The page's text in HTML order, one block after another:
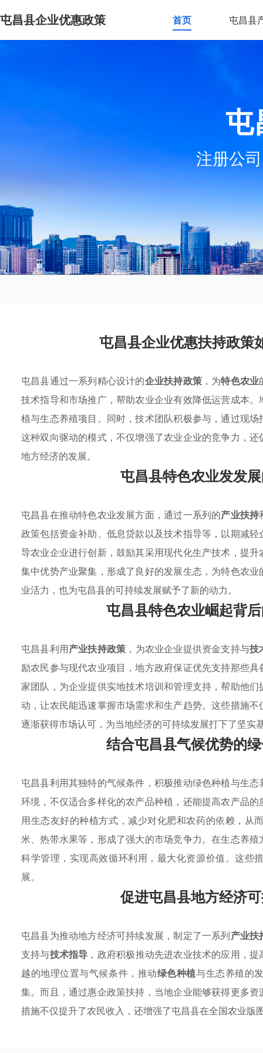
屯昌县企业优惠政策 首页 屯昌县
屯
注册公
屯昌县企业优惠扶持政策
屯昌县通过一系列精心设计的企业扶持政策，为特色农业
技术指导和市场推广，帮助农业企业有效降低运营成本
植与生态养殖项目。同时，技术团队积极参与，通过现
这种双向驱动的模式，不仅增强了农业企业的竞争力，
地方经济的发展。
屯昌县特色农业发发
屯昌县在推动特色农业发展方面，通过一系列的产业扶持
政策包括资金补助、低息贷款以及技术指导等，以期减
导农业企业进行创新，鼓励其采用现代化生产技术，提
集中优势产业聚集，形成了良好的发展生态，为特色农
业活力，也为屯昌县的可持续发展赋予了新的动力。
屯昌县特色农业崛起背
屯昌县利用产业扶持政策 ，为农业企业提供资金支持与技
励农民参与现代农业项目，地方政府保证优先支持那些
家团队，为企业提供实地技术培训和管理支持，帮助他
动，让农民能迅速掌握市场需求和生产趋势。这些措施
逐渐获得市场认可，为当地经济的可持续发展打下了坚实
结合屯昌县气候优势的
屯昌县利用其独特的气候条件，积极推动绿色种植与生
环境，不仅适合多样化的农产品种植，还能提高农产品的
用生态友好的种植方式，减少对化肥和农药的依赖，从
米、热带水果等，形成了强大的市场竞争力。在生态养
科学管理，实现高效循环利用，最大化资源价值。这些
展。
促进屯昌县地方经济
屯昌县为推动地方经济可持续发展，制定了一系列产业扶
支持与技术指导 ，政府积极推动先进农业技术的应用，
越的地理位置与气候条件，推动绿色种植与生态养殖的
集。而且，通过惠企政策扶持，当地企业能够获得更多
措施不仅提升了农民收入，还增强了屯昌县在全国农业版